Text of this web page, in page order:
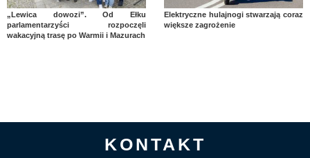
„Lewica dowozi”. Od Ełku
parlamentarzyści rozpoczęli
wakacyjną trasę po Warmii i Mazurach
Elektryczne hulajnogi stwarzają coraz
większe zagrożenie
KONTAKT